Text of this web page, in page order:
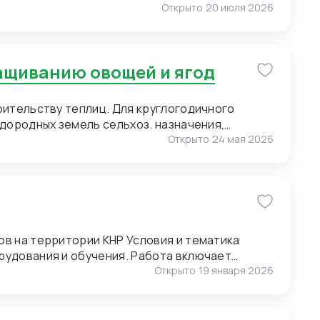
поэтому нам также необходимо
объемы. Возможно, нужен розничный
ассортимент пряжи. 4. Упаковка.
– премиальный. Широкие
Открыто 20 июля 2026
овощей и ягод
теплиц. Для круглогодичного
земель сельхоз. назначения,
Открыто 24 мая 2026
КНР Условия и тематика
и обучения. Работа включает
и экскурсиях. Требуются переводчики для
Открыто 19 января 2026